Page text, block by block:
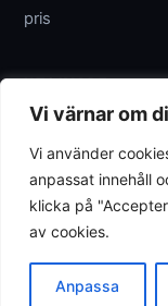
Vi värnar om
Vi använder
anpassat innehåll
klicka på
av cookies.
Anpassa
pris
UTGIVARE
Umpteenth
Org.nr 559183-
© 2026 Muskler.nu
Allmän